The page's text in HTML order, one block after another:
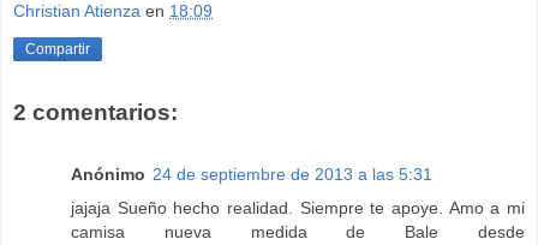
Christian Atienza en 18:09
Compartir
2 comentarios:
Anónimo 24 de septiembre de 2013 a las 5:31
jajaja Sueño hecho realidad. Siempre te apoye. Amo a mi
camisa nueva medida de Bale desde